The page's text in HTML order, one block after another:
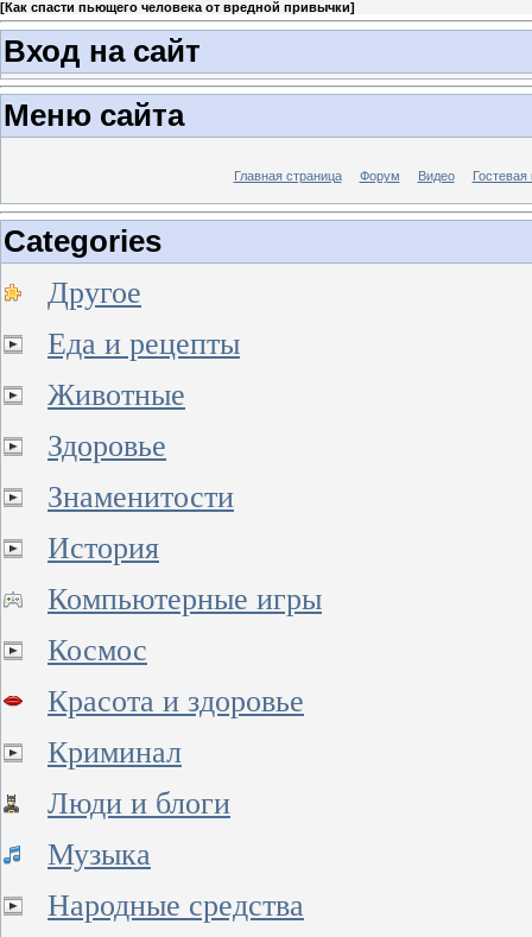
[Как спасти пьющего человека от вредной привычки]
Вход на сайт
Меню сайта
Главная страница Форум Видео Гостевая
Categories
Другое
Еда и рецепты
Животные
Здоровье
Знаменитости
История
Компьютерные игры
Космос
Красота и здоровье
Криминал
Люди и блоги
Музыка
Народные средства